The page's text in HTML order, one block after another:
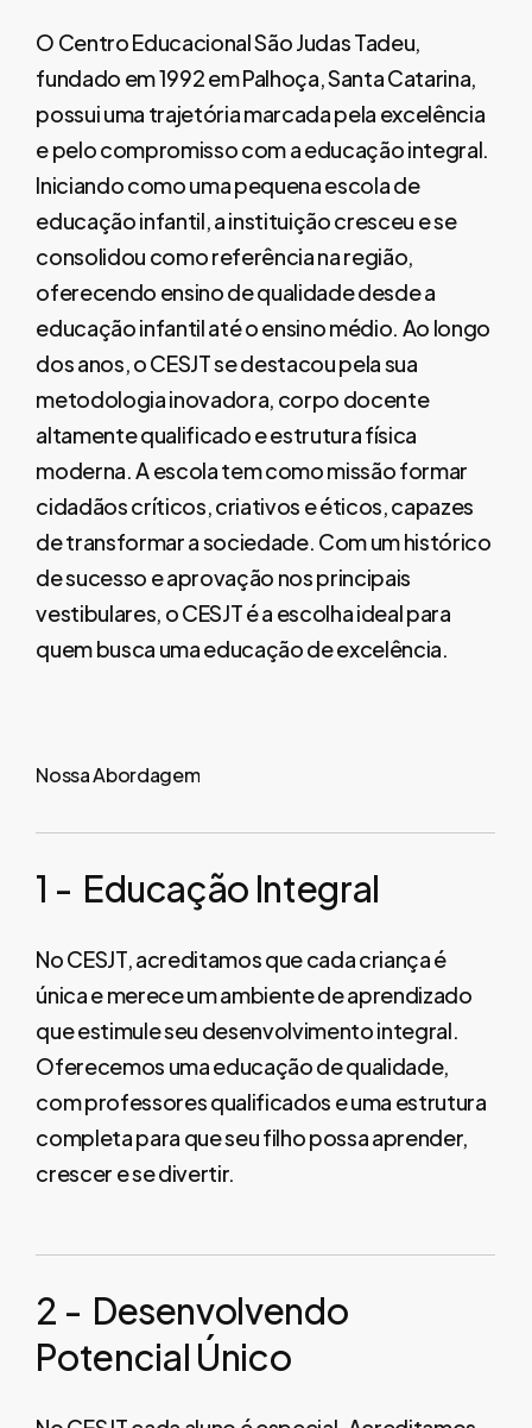
O Centro Educacional São Judas Tadeu,
fundado em 1992 em Palhoça, Santa Catarina,
possui uma trajetória marcada pela excelência
e pelo compromisso com a educação integral.
Iniciando como uma pequena escola de
educação infantil, a instituição cresceu e se
consolidou como referência na região,
oferecendo ensino de qualidade desde a
educação infantil até o ensino médio. Ao longo
dos anos, o CESJT se destacou pela sua
metodologia inovadora, corpo docente
altamente qualificado e estrutura física
moderna. A escola tem como missão formar
cidadãos críticos, criativos e éticos, capazes
de transformar a sociedade. Com um histórico
de sucesso e aprovação nos principais
vestibulares, o CESJT é a escolha ideal para
quem busca uma educação de excelência.
NossaAbordagem
1 - Educação Integral
No CESJT, acreditamos que cada criança é
única e merece um ambiente de aprendizado
que estimule seu desenvolvimento integral.
Oferecemos uma educação de qualidade,
com professores qualificados e uma estrutura
completa para que seu filho possa aprender,
crescer e se divertir.
2 - Desenvolvendo
Potencial Único